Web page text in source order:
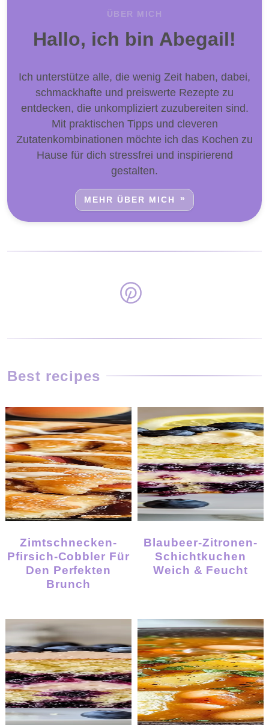
ÜBER MICH
Hallo, ich bin Abegail!
Ich unterstütze alle, die wenig Zeit haben, dabei,
schmackhafte und preiswerte Rezepte zu
entdecken, die unkompliziert zuzubereiten sind.
Mit praktischen Tipps und cleveren
Zutatenkombinationen möchte ich das Kochen zu
Hause für dich stressfrei und inspirierend
gestalten.
MEHR ÜBER MICH
Best recipes
Zimtschnecken-
Pfirsich-Cobbler Für
Den Perfekten
Brunch
Blaubeer-Zitronen-
Schichtkuchen
Weich & Feucht